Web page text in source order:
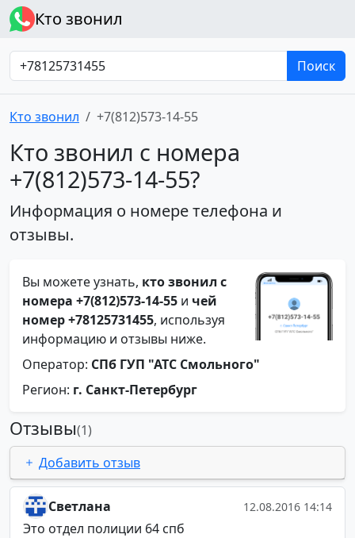
Кто звонил
Поиск
Кто звонил +7(812)573-14-55
Кто звонил с номера
+7(812)573-14-55?
Информация о номере телефона и
отзывы.
Вы можете узнать, кто звонил с
номера +7(812)573-14-55 и чей
номер +78125731455, используя
информацию и отзывы ниже.
Оператор: СПб ГУП "АТС Смольного"
Регион: г. Санкт-Петербург
Отзывы(1)
Добавить отзыв
Светлана 12.08.2016 14:14
Это отдел полиции 64 спб